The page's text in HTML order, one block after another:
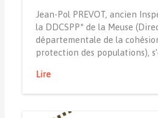
Jean-Pol PREVOT, ancien
la DDCSPP* de la Meuse
départementale de la
protection des populations),
Lire